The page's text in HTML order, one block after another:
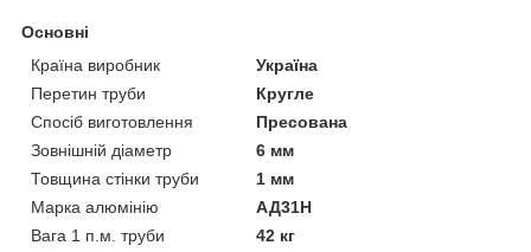
Основні
Країна виробник
Україна
Перетин труби
Кругле
Спосіб виготовлення
Пресована
Зовнішній діаметр
6 мм
Товщина стінки труби
1 мм
Марка алюмінію
АД31Н
Вага 1 п.м. труби
42 кг